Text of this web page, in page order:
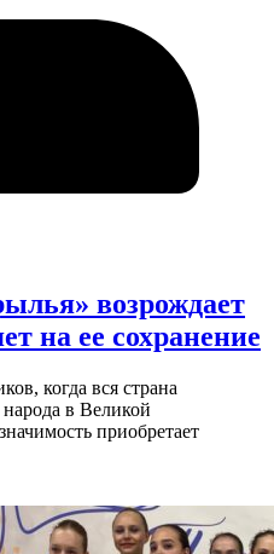
возрождает
на ее сохранение
когда вся страна
в Великой
приобретает